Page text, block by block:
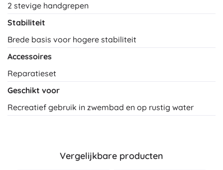
2 stevige handgrepen
Stabiliteit
Brede basis voor hogere stabiliteit
Accessoires
Reparatieset
Geschikt voor
Recreatief gebruik in zwembad en op rustig water
Vergelijkbare producten